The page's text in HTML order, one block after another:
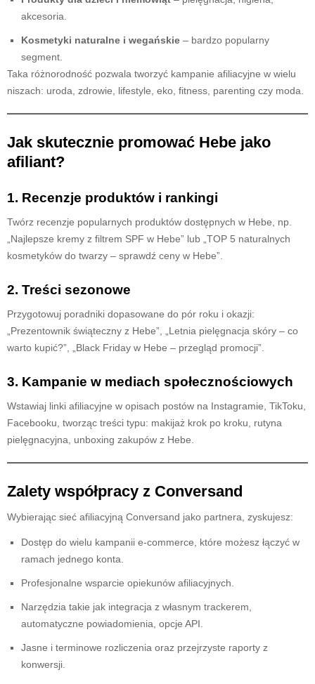
akcesoria.
Kosmetyki naturalne i wegańskie – bardzo popularny
segment.
Taka różnorodność pozwala tworzyć kampanie afiliacyjne w wielu
niszach: uroda, zdrowie, lifestyle, eko, fitness, parenting czy moda.
Jak skutecznie promować Hebe jako
afiliant?
1. Recenzje produktów i rankingi
Twórz recenzje popularnych produktów dostępnych w Hebe, np.
„Najlepsze kremy z filtrem SPF w Hebe” lub „TOP 5 naturalnych
kosmetyków do twarzy – sprawdź ceny w Hebe”.
2. Treści sezonowe
Przygotowuj poradniki dopasowane do pór roku i okazji:
„Prezentownik świąteczny z Hebe”, „Letnia pielęgnacja skóry – co
warto kupić?”, „Black Friday w Hebe – przegląd promocji”.
3. Kampanie w mediach społecznościowych
Wstawiaj linki afiliacyjne w opisach postów na Instagramie, TikToku,
Facebooku, tworząc treści typu: makijaż krok po kroku, rutyna
pielęgnacyjna, unboxing zakupów z Hebe.
Zalety współpracy z Conversand
Wybierając sieć afiliacyjną Conversand jako partnera, zyskujesz:
Dostęp do wielu kampanii e-commerce, które możesz łączyć w
ramach jednego konta.
Profesjonalne wsparcie opiekunów afiliacyjnych.
Narzędzia takie jak integracja z własnym trackerem,
automatyczne powiadomienia, opcje API.
Jasne i terminowe rozliczenia oraz przejrzyste raporty z
konwersji.